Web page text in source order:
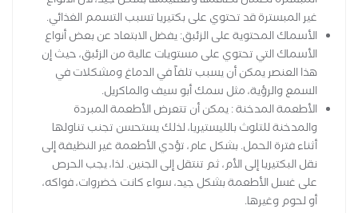
غير المبسترة قد تحتوي على بكتيريا تسبب التسمم الغذائي.
الأسماك المحتوية على الزئبق: يفضل الابتعاد عن بعض أنواع
الأسماك التي تحتوي على مستويات عالية من الزئبق، حيث إن
هذا العنصر يمكن أن يسبب تلفاً في الدماغ ومشكلات في
السمع والرؤية، مثل سمك أبو سيف والماكريل.
الأطعمة المدخنة : يمكن أن تتعرض الأطعمة المبردة
والمدخنة للتلوث بالليستيريا، لذلك يستحسن تجنب تناولها
أثناء فترة الحمل. بشكل عام، تؤدي الأطعمة غير النظيفة إلى
نقل البكتيريا إلى الأم، ثم تنتقل إلى الجنين. لذا، يجب الحرص
على غسل الأطعمة بشكل جيد، سواء كانت خضروات، فواكه،
أو لحوم وغيرها.